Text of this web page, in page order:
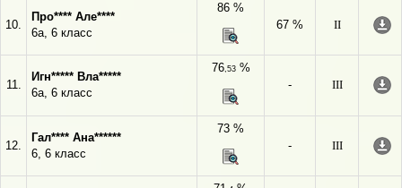
10.
Про**** Але****
6а, 6 класс
86 %
67 %
II
11.
Игн***** Вла*****
6а, 6 класс
76,53%
-
III
12.
Гал**** Ана******
6, 6 класс
73 %
-
III